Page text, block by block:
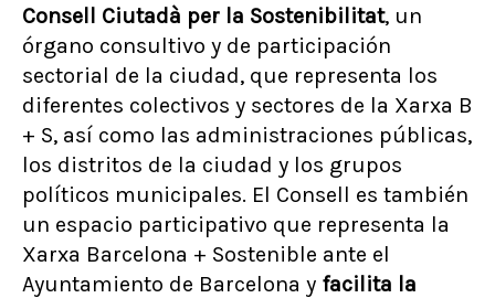
Consell Ciutadà per la Sostenibilitat, un
órgano consultivo y de participación
sectorial de la ciudad, que representa los
diferentes colectivos y sectores de la Xarxa B
+ S, así como las administraciones públicas,
los distritos de la ciudad y los grupos
políticos municipales. El Consell es también
un espacio participativo que representa la
Xarxa Barcelona + Sostenible ante el
Ayuntamiento de Barcelona y facilita la